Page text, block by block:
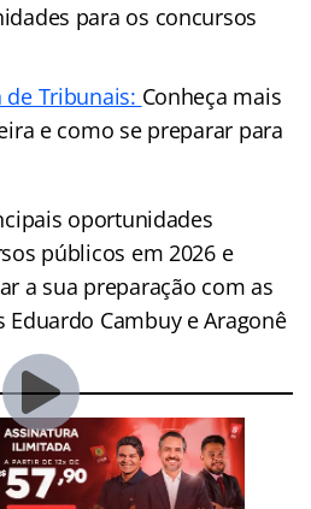
para os concursos
de Tribunais: Conheça mais
e como se preparar para
oportunidades
públicos em 2026 e
a sua preparação com as
Cambuy e Aragonê